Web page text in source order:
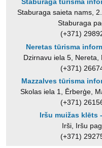
Staburaga tūrisma
Staburaga saieta nams,
Staburaga
(+371)
Neretas tūrisma
Dzirnavu iela 5, Nereta,
(+371)
Mazzalves tūrisma
Skolas iela 1, Ērberģe,
(+371)
Iršu muižas klēts
Irši, Iršu
(+371)